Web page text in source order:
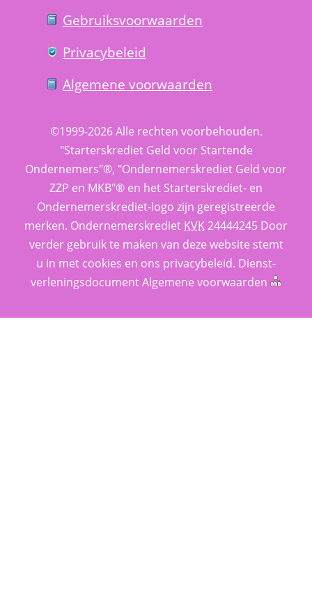
Gebruiks­voorwaarden
Privacy­beleid
Algemene voorwaarden
©1999-2026 Alle rechten voorbehouden.
"Starterskrediet Geld voor Startende
Ondernemers"®, "Ondernemerskrediet Geld voor
ZZP en MKB"® en het Starterskrediet- en
Ondernemerskrediet-logo zijn geregistreerde
merken. Ondernemerskrediet KVK 24444245 Door
verder gebruik te maken van deze website stemt
u in met cookies en ons privacy­beleid. Dienst­
verlenings­documentAlgemene voorwaarden